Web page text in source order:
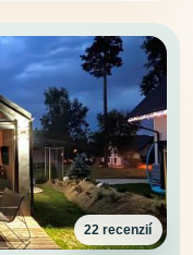
22 recenzií